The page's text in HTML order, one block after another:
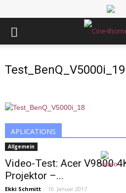
Test_BenQ_V5000i_19
APLICATIONS
Allgemein
Video-Test: Acer V9800
Projektor –...
Ekki Schmitt - 10. Januar 2017